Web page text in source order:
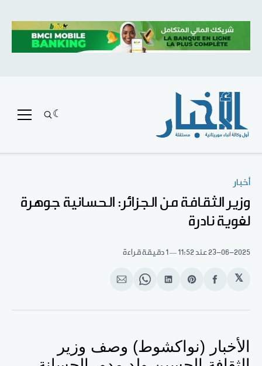
أخبار
وزير الثقافة من الجزائر: الحسانية جوهرة
لغوية نادرة
23-06-2025عند 11:52 1 دقيقة قراءة
𝕏
انشر
الفيسبوك
Share
Pinterest
انشر
لينكد
Share
WhatsApp
انشر
الإيميل
الأخبار (نواكشوط) وصف وزير